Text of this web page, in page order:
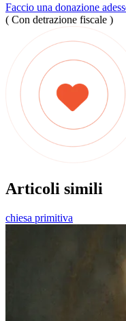
Faccio una donazione
( Con detrazione fiscale )
Articoli simili
chiesa primitiva